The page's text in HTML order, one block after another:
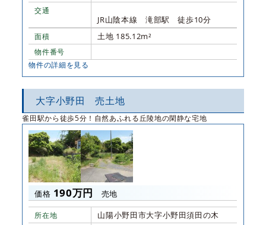
交通
JR山陰本線 滝部駅 徒歩10分
面積 土地 185.12m²
物件番号
物件の詳細を見る
大字小野田 売土地
雀田駅から徒歩5分！自然あふれる丘陵地の閑静な宅地
価格 190万円 売地
所在地 山陽小野田市大字小野田須田の木